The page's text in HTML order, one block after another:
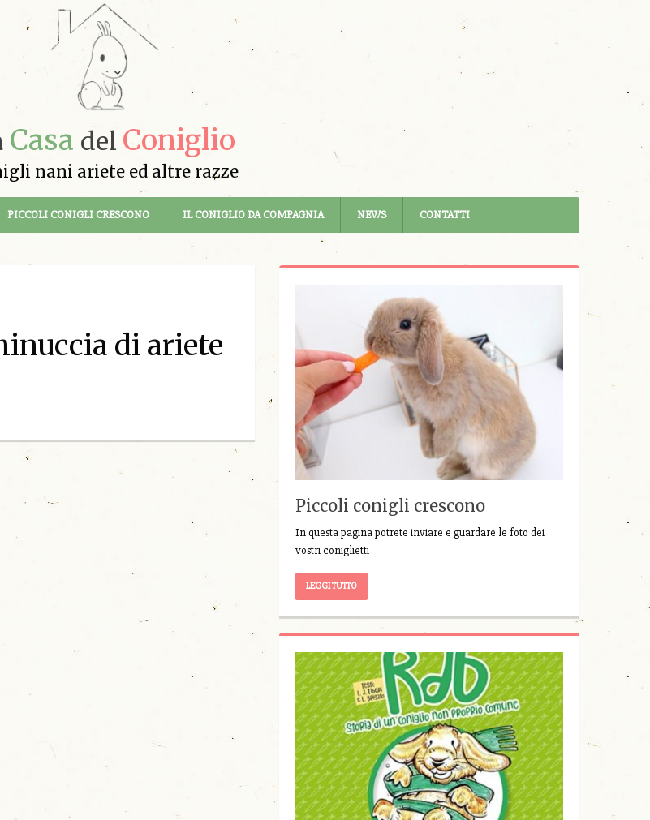
Casa del Coniglio
nani ariete ed altre razze
PICCOLI CONIGLI CRESCONO IL CONIGLIO DA COMPAGNIA NEWS CONTATTI
di ariete
Piccoli conigli crescono
In questa pagina potrete inviare e guardare le foto dei
vostri coniglietti
LEGGI TUTTO